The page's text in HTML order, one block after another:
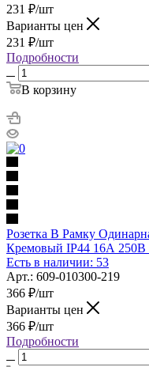
231 ₽/шт
Варианты цен
231 ₽/шт
Подробности
В корзину
Розетка В Рамку
Кремовый IP44 16А 250В
Есть в наличии: 53
Арт.: 609-010300-219
366 ₽/шт
Варианты цен
366 ₽/шт
Подробности